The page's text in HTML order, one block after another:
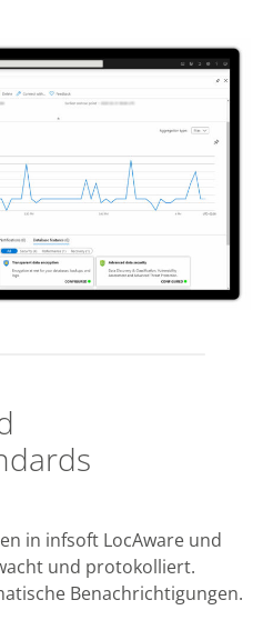
in infsoft LocAware und
und protokolliert.
Benachrichtigungen.